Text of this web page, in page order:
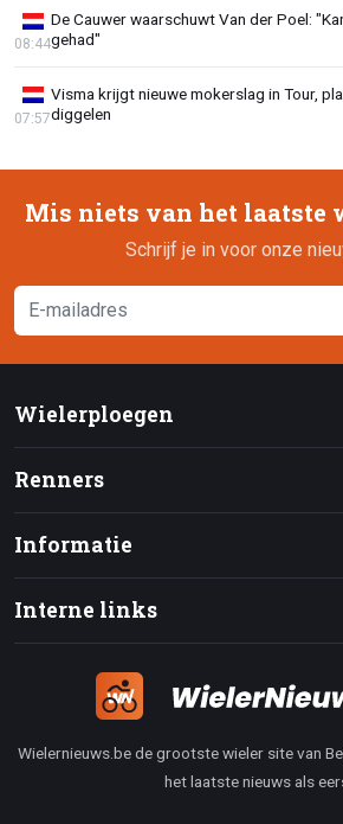
De Cauwer waarschuwt Van der Poel:
gehad"
08:44
Visma krijgt nieuwe mokerslag in Tour,
diggelen
07:57
Mis niets van het laatste
Schrijf je in voor onze
Wielerploegen
Renners
Informatie
Interne links
Wielernieuws.be de grootste wieler site van
het laatste nieuws als